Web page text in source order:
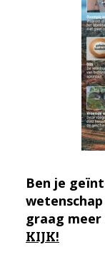
Ben je
graag meer
KIJK!